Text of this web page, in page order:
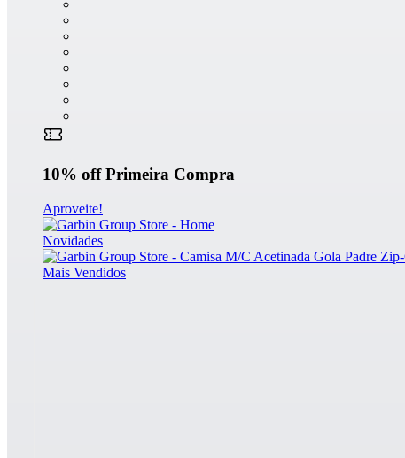
10% offPrimeira Compra
Aproveite!
Novidades
Mais Vendidos